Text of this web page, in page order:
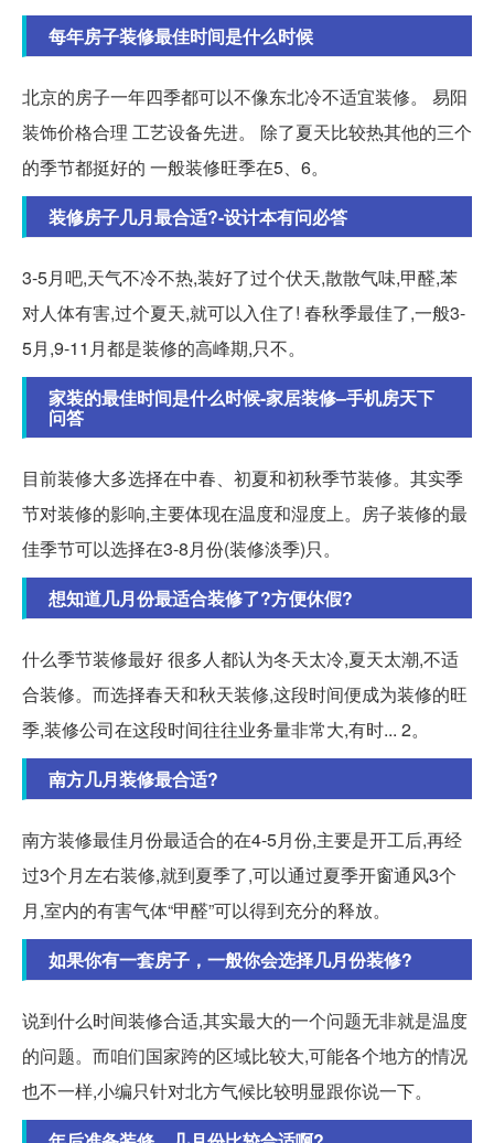
每年房子装修最佳时间是什么时候
北京的房子一年四季都可以不像东北冷不适宜装修。 易阳
装饰价格合理 工艺设备先进。 除了夏天比较热其他的三个
的季节都挺好的 一般装修旺季在5、6。
装修房子几月最合适?-设计本有问必答
3-5月吧,天气不冷不热,装好了过个伏天,散散气味,甲醛,苯
对人体有害,过个夏天,就可以入住了! 春秋季最佳了,一般3-
5月,9-11月都是装修的高峰期,只不。
家装的最佳时间是什么时候-家居装修–手机房天下
问答
目前装修大多选择在中春、初夏和初秋季节装修。其实季
节对装修的影响,主要体现在温度和湿度上。房子装修的最
佳季节可以选择在3-8月份(装修淡季)只。
想知道几月份最适合装修了?方便休假?
什么季节装修最好 很多人都认为冬天太冷,夏天太潮,不适
合装修。而选择春天和秋天装修,这段时间便成为装修的旺
季,装修公司在这段时间往往业务量非常大,有时... 2。
南方几月装修最合适?
南方装修最佳月份最适合的在4-5月份,主要是开工后,再经
过3个月左右装修,就到夏季了,可以通过夏季开窗通风3个
月,室内的有害气体“甲醛”可以得到充分的释放。
如果你有一套房子，一般你会选择几月份装修?
说到什么时间装修合适,其实最大的一个问题无非就是温度
的问题。而咱们国家跨的区域比较大,可能各个地方的情况
也不一样,小编只针对北方气候比较明显跟你说一下。